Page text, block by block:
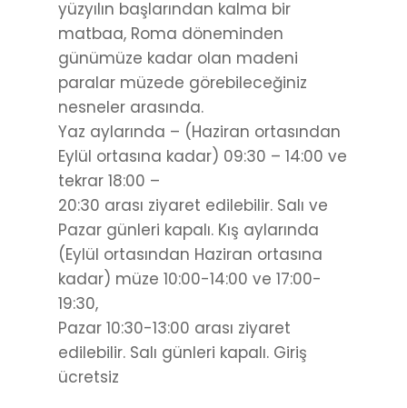
yüzyılın başlarından kalma bir
matbaa, Roma döneminden
günümüze kadar olan madeni
paralar müzede görebileceğiniz
nesneler arasında.
Yaz aylarında – (Haziran ortasından
Eylül ortasına kadar) 09:30 – 14:00 ve
tekrar 18:00 –
20:30 arası ziyaret edilebilir. Salı ve
Pazar günleri kapalı. Kış aylarında
(Eylül ortasından Haziran ortasına
kadar) müze 10:00-14:00 ve 17:00-
19:30,
Pazar 10:30-13:00 arası ziyaret
edilebilir. Salı günleri kapalı. Giriş
ücretsiz